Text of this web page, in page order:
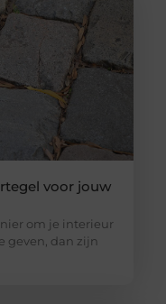
voor jouw
om je interieur
geven, dan zijn